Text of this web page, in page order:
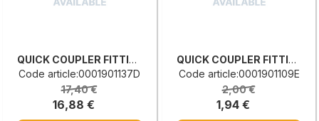
QUICK COUPLER FITTING
Code article:0001901137D
17,40 €
16,88 €
QUICK COUPLER FITTING
Code article:0001901109E
2,00 €
1,94 €